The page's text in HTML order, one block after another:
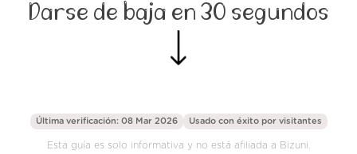
Darse de baja en 30 segundos
Última verificación: 08 Mar 2026 Usado con éxito por visitantes
Esta guía es solo informativa y no está afiliada a Bizuni.